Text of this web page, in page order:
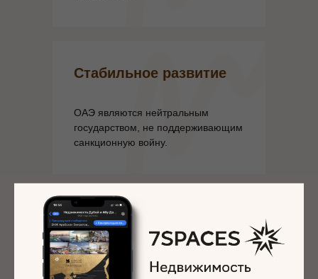
В ОАЭ вы можете превратить свои
деньги в легальный валютный доход
Легализация доходов
ОАЭ являются нейтральным
государством, не поддерживающим
санкционную войну.
Стабильное развитие